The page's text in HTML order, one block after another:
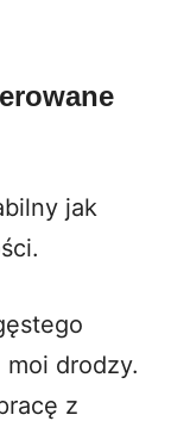
jak
moi drodzy.
z